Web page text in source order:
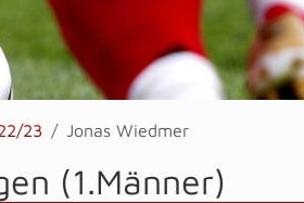
23 Jonas Wiedmer
(1.Männer)